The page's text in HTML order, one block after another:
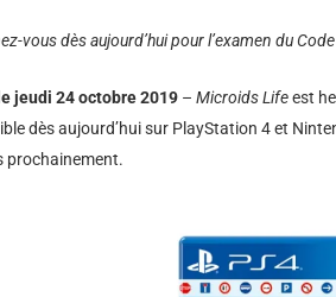
vous dès aujourd’hui pour l’examen du
jeudi 24 octobre 2019 – Microids Lifeest
dès aujourd’hui sur PlayStation 4 et
prochainement.